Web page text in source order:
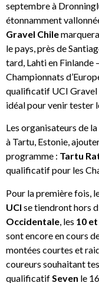
septembre à
étonnamment
Gravel Chile
le pays, près de
tard, Lahti en Finlande
Championnats
qualificatif UCI Gravel
idéal pour venir tester
Les organisateurs de
à Tartu, Estonie,
programme : Tartu
qualificatif pour les
Pour la première fois,
UCI se tiendront hors
Occidentale, les 10
sont encore en cours
montées courtes et
coureurs souhaitant
qualificatifSeven le